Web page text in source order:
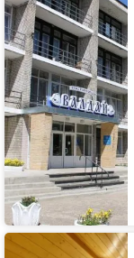
Валдай
База